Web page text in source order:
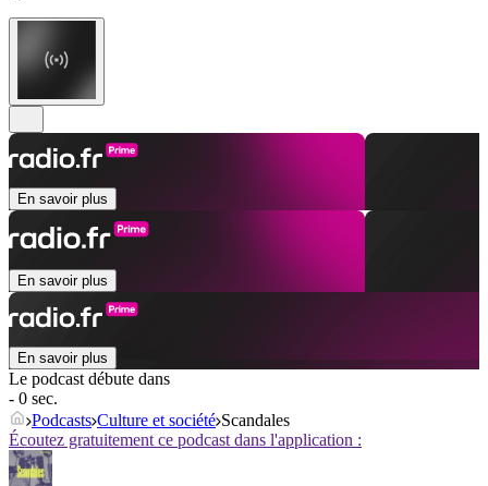
En savoir plus
En savoir plus
En savoir plus
Le podcast débute dans
- 0 sec.
Podcasts Culture et société Scandales
Écoutez gratuitement ce podcast dans l'application :